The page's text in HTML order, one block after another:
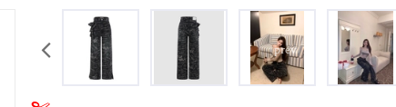
prev